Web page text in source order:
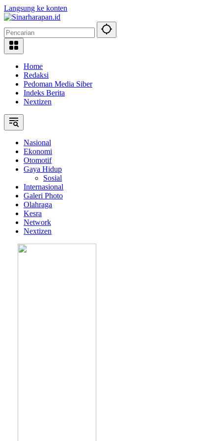
Langsung ke konten
Home
Redaksi
Pedoman Media Siber
Indeks Berita
Nextizen
Nasional
Ekonomi
Otomotif
Gaya Hidup
Sosial
Internasional
Galeri Photo
Olahraga
Kesra
Network
Nextizen